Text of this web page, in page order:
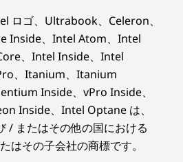
なコラボレーション
トな会議、よ
い音質
デュアルマイク、Lenovo
トウェアを搭載。高度な機
とクリアな音声を実現し、
高さ)**
した堅牢性と信頼性により、
ノートPCは、さまざまな作
使用できる頼れるパートナー
ンチ AMD) ノートPCには、
ありますか？
ンチ AMD) ノートPCは、さ
続に対応する多彩なポート類
供給および DisplayPort 機能
ロゴ、Ultrabook、Celeron、
Inside、Intel Atom、Intel
、Intel Inside、Intel
、Itanium、Itanium
Inside、vPro Inside、
Inside、Intel Optane は、
/ またはその他の国における
その子会社の商標です。